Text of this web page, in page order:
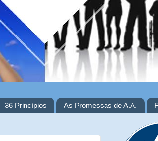
36 Princípios As Promessas de A.A.